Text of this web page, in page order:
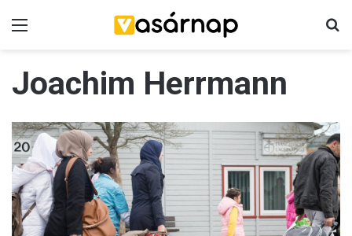
Joachim Herrmann